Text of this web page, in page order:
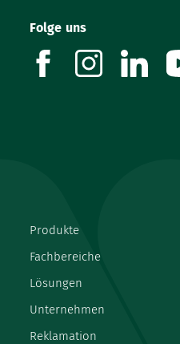
Produkte
Fachbereiche
Lösungen
Unternehmen
Reklamation
Folge uns